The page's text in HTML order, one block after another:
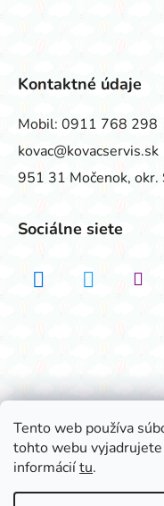
Tento web používa
tohto webu
informáciítu.
Kontaktné údaje
Mobil: 0911 768 298
kovac@kovacservis.sk
951 31 Močenok, okr.
Sociálne siete